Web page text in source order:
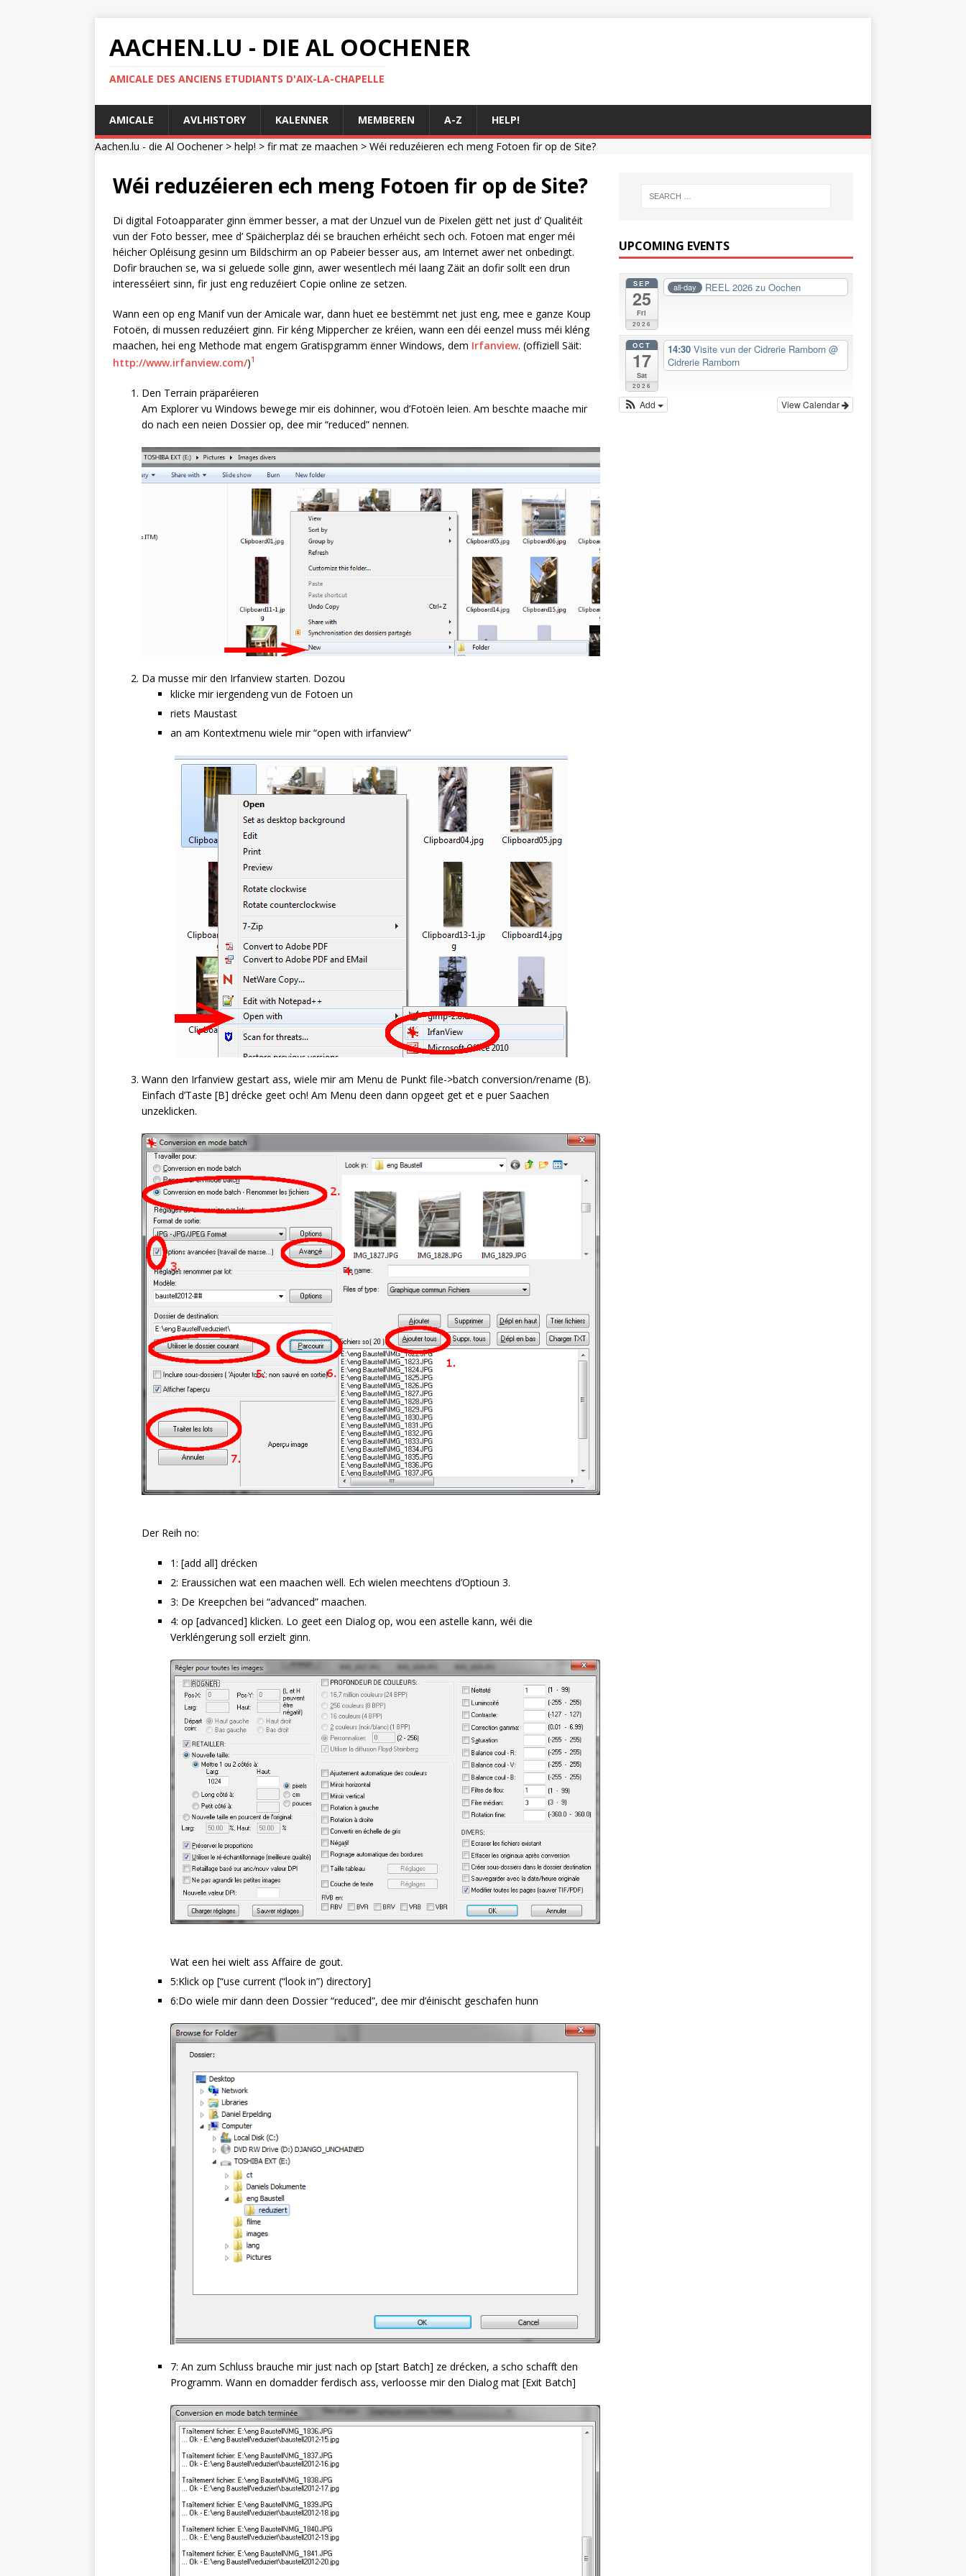
AACHEN.LU - DIE AL OOCHENER
AMICALE DES ANCIENS ETUDIANTS D'AIX-LA-CHAPELLE
AMICALE AVLHISTORY KALENNER MEMBEREN A-Z
HELP!
Aachen.lu - die Al Oochener> help! > fir mat ze maachen > Wéi reduzéieren ech meng Fotoen fir op de Site?
Wéi reduzéieren ech meng Fotoen fir op de Site?
Di digital Fotoapparater ginn ëmmer besser, a mat der Unzuel vun de Pixelen gëtt net just d’ Qualitéit
vun der Foto besser, mee d’ Späicherplaz déi se brauchen erhéicht sech och. Fotoen mat enger méi
héicher Opléisung gesinn um Bildschirm an op Pabeier besser aus, am Internet awer net onbedingt.
Dofir brauchen se, wa si geluede solle ginn, awer wesentlech méi laang Zäit an dofir sollt een drun
interesséiert sinn, fir just eng reduzéiert Copie online ze setzen.
Wann een op eng Manif vun der Amicale war, dann huet ee bestëmmt net just eng, mee e ganze Koup
Fotoën, di mussen reduzéiert ginn. Fir kéng Mippercher ze kréien, wann een déi eenzel muss méi kléng
maachen, hei eng Methode mat engem Gratispgramm ënner Windows, dem Irfanview. (offiziell Säit:
http://www.irfanview.com/)1
Den Terrain präparéieren
Am Explorer vu Windows bewege mir eis dohinner, wou d’Fotoën leien. Am beschte maache mir
do nach een neien Dossier op, dee mir “reduced” nennen.
Da musse mir den Irfanview starten. Dozou
klicke mir iergendeng vun de Fotoen un
riets Maustast
an am Kontextmenu wiele mir “open with irfanview”
Wann den Irfanview gestart ass, wiele mir am Menu de Punkt file->batch conversion/rename (B).
Einfach d’Taste [B] drécke geet och! Am Menu deen dann opgeet get et e puer Saachen
unzeklicken.
Der Reih no:
1: [add all] drécken
2: Eraussichen wat een maachen wëll. Ech wielen meechtens d’Optioun 3.
3: De Kreepchen bei “advanced” maachen.
4: op [advanced] klicken. Lo geet een Dialog op, wou een astelle kann, wéi die
Verkléngerung soll erzielt ginn.
Wat een hei wielt ass Affaire de gout.
5:Klick op [“use current (“look in”) directory]
6:Do wiele mir dann deen Dossier “reduced”, dee mir d’éinischt geschafen hunn
7: An zum Schluss brauche mir just nach op [start Batch] ze drécken, a scho schafft den
Programm. Wann en domadder ferdisch ass, verloosse mir den Dialog mat [Exit Batch]
UPCOMING EVENTS
SEP
25
Fri
2026
all-day REEL 2026 zu Oochen
OCT
17
Sat
2026
14:30Visite vun der Cidrerie Ramborn@
Cidrerie Ramborn
View Calendar
Add